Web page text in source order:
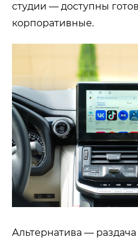
студии — доступны
корпоративные.
Альтернатива —